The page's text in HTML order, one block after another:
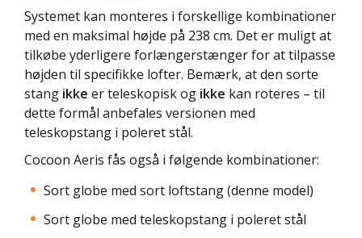
Systemet kan monteres i forskellige kombinationer
med en maksimal højde på 238 cm. Det er muligt at
tilkøbe yderligere forlængerstænger for at tilpasse
højden til specifikke lofter. Bemærk, at den sorte
stang ikke er teleskopisk og ikke kan roteres – til
dette formål anbefales versionen med
teleskopstang i poleret stål.
Cocoon Aeris fås også i følgende kombinationer:
Sort globe med sort loftstang (denne model)
Sort globe med teleskopstang i poleret stål